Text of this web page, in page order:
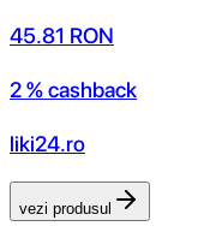
45.81 RON
2 % cashback
liki24.ro
vezi produsul